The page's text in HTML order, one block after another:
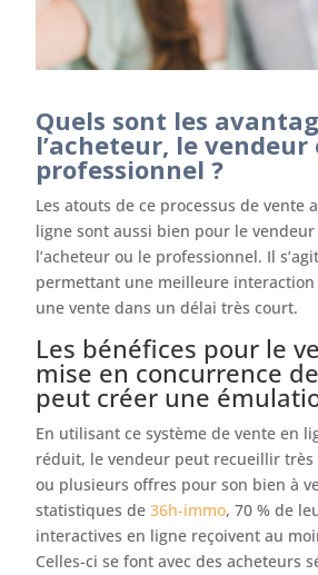
Quels sont les
l’acheteur, le vendeur
professionnel ?
Les atouts de ce processus de vente
ligne sont aussi bien pour le
l’acheteur ou le professionnel. Il
permettant une meilleure
une vente dans un délai très court.
Les bénéfices pour le
mise en concurrence
peut créer une
En utilisant ce système de vente en
réduit, le vendeur peut recueillir
ou plusieurs offres pour son bien à
statistiques de36h-immo, 70 % de
interactives en ligne reçoivent au
Celles-ci se font avec des acheteurs